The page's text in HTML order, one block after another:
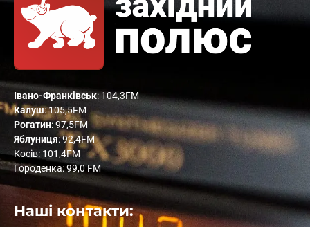
Івано-Франківськ: 104,3FM
Калуш: 105,5FM
Рогатин: 97,5FM
Яблуниця: 92,4FM
Косів: 101,4FM
Городенка: 99,0 FM
Наші контакти: